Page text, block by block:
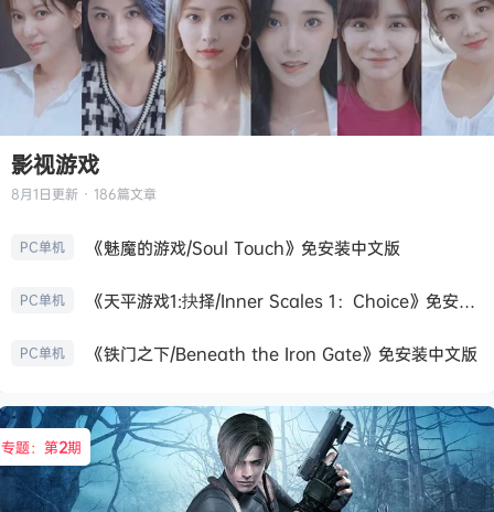
影视游戏
8月1日更新 · 186篇文章
PC单机 《魅魔的游戏/Soul Touch》免安装中文版
PC单机 《天平游戏1:抉择/Inner Scales 1：Choice》免安装中文版
PC单机 《铁门之下/Beneath the Iron Gate》免安装中文版
专题：第2期